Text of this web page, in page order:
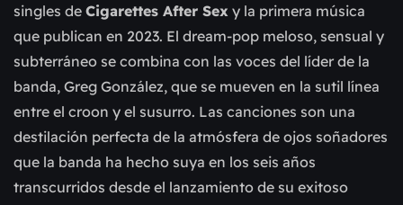
singles de Cigarettes After Sex y la primera música
que publican en 2023. El dream-pop meloso, sensual y
subterráneo se combina con las voces del líder de la
banda, Greg González, que se mueven en la sutil línea
entre el croon y el susurro. Las canciones son una
destilación perfecta de la atmósfera de ojos soñadores
que la banda ha hecho suya en los seis años
transcurridos desde el lanzamiento de su exitoso